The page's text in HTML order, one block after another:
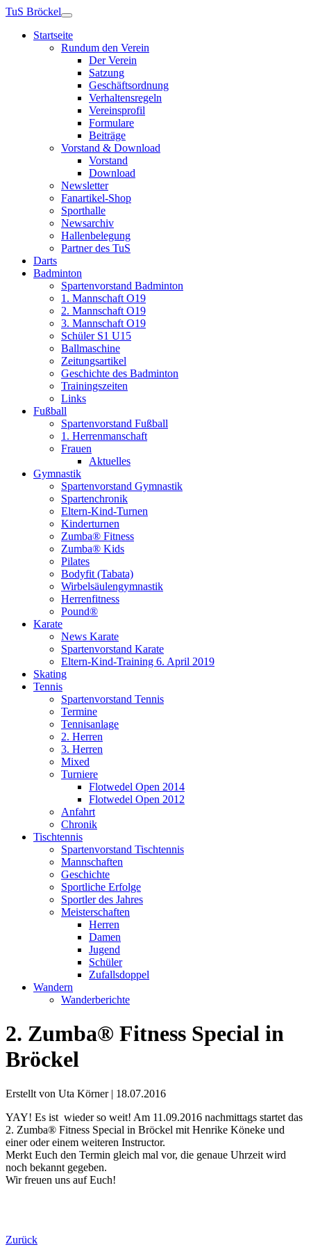
TuS Bröckel
Startseite
Rundum den Verein
Der Verein
Satzung
Geschäftsordnung
Verhaltensregeln
Vereinsprofil
Formulare
Beiträge
Vorstand & Download
Vorstand
Download
Newsletter
Fanartikel-Shop
Sporthalle
Newsarchiv
Hallenbelegung
Partner des TuS
Darts
Badminton
Spartenvorstand Badminton
1. Mannschaft O19
2. Mannschaft O19
3. Mannschaft O19
Schüler S1 U15
Ballmaschine
Zeitungsartikel
Geschichte des Badminton
Trainingszeiten
Links
Fußball
Spartenvorstand Fußball
1. Herrenmanschaft
Frauen
Aktuelles
Gymnastik
Spartenvorstand Gymnastik
Spartenchronik
Eltern-Kind-Turnen
Kinderturnen
Zumba® Fitness
Zumba® Kids
Pilates
Bodyfit (Tabata)
Wirbelsäulengymnastik
Herrenfitness
Pound®
Karate
News Karate
Spartenvorstand Karate
Eltern-Kind-Training 6. April 2019
Skating
Tennis
Spartenvorstand Tennis
Termine
Tennisanlage
2. Herren
3. Herren
Mixed
Turniere
Flotwedel Open 2014
Flotwedel Open 2012
Anfahrt
Chronik
Tischtennis
Spartenvorstand Tischtennis
Mannschaften
Geschichte
Sportliche Erfolge
Sportler des Jahres
Meisterschaften
Herren
Damen
Jugend
Schüler
Zufallsdoppel
Wandern
Wanderberichte
2. Zumba® Fitness Special in
Bröckel
Erstellt von Uta Körner | 18.07.2016
YAY! Es ist wieder so weit! Am 11.09.2016 nachmittags startet das
2. Zumba® Fitness Special in Bröckel mit Henrike Köneke und
einer oder einem weiteren Instructor.
Merkt Euch den Termin gleich mal vor, die genaue Uhrzeit wird
noch bekannt gegeben.
Wir freuen uns auf Euch!
Zurück